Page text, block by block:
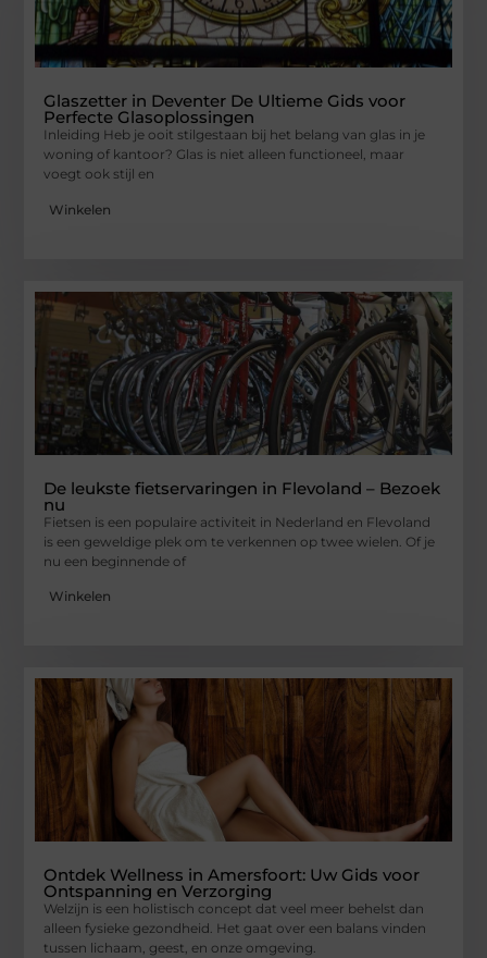
Glaszetter in Deventer De Ultieme Gids voor
Perfecte Glasoplossingen
Inleiding Heb je ooit stilgestaan bij het belang van glas in je
woning of kantoor? Glas is niet alleen functioneel, maar
voegt ook stijl en
Winkelen
De leukste fietservaringen in Flevoland – Bezoek
nu
Fietsen is een populaire activiteit in Nederland en Flevoland
is een geweldige plek om te verkennen op twee wielen. Of je
nu een beginnende of
Winkelen
Ontdek Wellness in Amersfoort: Uw Gids voor
Ontspanning en Verzorging
Welzijn is een holistisch concept dat veel meer behelst dan
alleen fysieke gezondheid. Het gaat over een balans vinden
tussen lichaam, geest, en onze omgeving.